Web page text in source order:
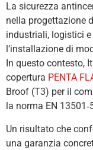
La sicurezza
nella progettazione
industriali, logistici
l’installazione di
In questo contesto,
copertura PENTA
Broof (T3) per il
la norma EN
Un risultato che
una garanzia